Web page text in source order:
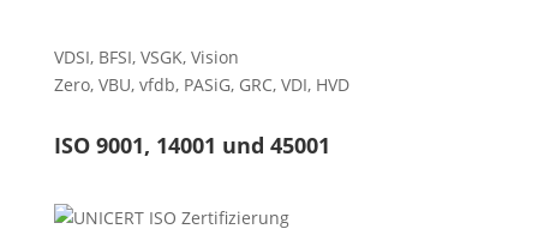
VDSI, BFSI, VSGK, Vision
Zero, VBU, vfdb, PASiG, GRC, VDI, HVD
ISO 9001, 14001 und 45001